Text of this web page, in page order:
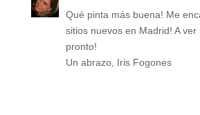
Qué pinta más buena! Me
sitios nuevos en Madrid! A
pronto!
Un abrazo, Iris Fogones